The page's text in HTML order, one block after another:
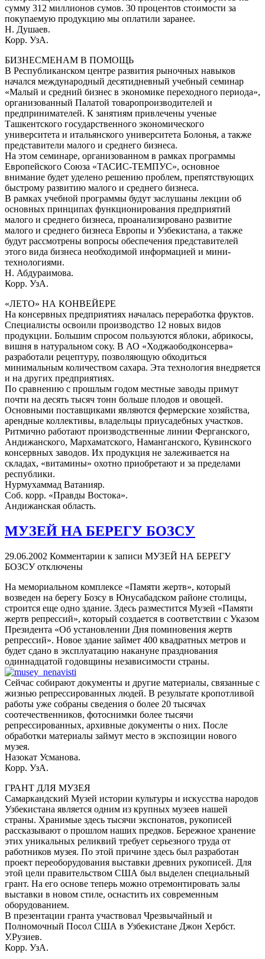
сумму 312 миллионов сумов. 30 процентов стоимости за
покупаемую продукцию мы оплатили заранее.
Н. Душаев.
Корр. УзА.
БИЗНЕСМЕНАМ В ПОМОЩЬ
В Республиканском центре развития рыночных навыков
начался международный десятидневный учебный семинар
«Малый и средний бизнес в экономике переходного периода»,
организованный Палатой товаропроизводителей и
предпринимателей. К занятиям привлечены ученые
Ташкентского государственного экономического
университета и итальянского университета Болонья, а также
представители малого и среднего бизнеса.
На этом семинаре, организованном в рамках программы
Европейского Союза «ТАСИС-ТЕМПУС», основное
внимание будет уделено решению проблем, препятствующих
быстрому развитию малого и среднего бизнеса.
В рамках учебной программы будут заслушаны лекции об
основных принципах функционирования предприятий
малого и среднего бизнеса, проанализировано развитие
малого и среднего бизнеса Европы и Узбекистана, а также
будут рассмотрены вопросы обеспечения представителей
этого вида бизнеса необходимой информацией и мини-
технологиями.
Н. Абдураимова.
Корр. УзА.
«ЛЕТО» НА КОНВЕЙЕРЕ
На консервных предприятиях началась переработка фруктов.
Специалисты освоили производство 12 новых видов
продукции. Большим спросом пользуются яблоки, абрикосы,
вишня в натуральном соку. В АО «Ходжаободконсерва»
разработали рецептуру, позволяющую обходиться
минимальным количеством сахара. Эта технология внедряется
и на других предприятиях.
По сравнению с прошлым годом местные заводы примут
почти на десять тысяч тонн больше плодов и овощей.
Основными поставщиками являются фермерские хозяйства,
арендные коллективы, владельцы приусадебных участков.
Ритмично работают производственные линии Ферганского,
Андижанского, Мархаматского, Наманганского, Кувинского
консервных заводов. Их продукция не залеживается на
складах, «витамины» охотно приобретают и за пределами
республики.
Нурмухаммад Ватанияр.
Соб. корр. «Правды Востока».
Андижанская область.
МУЗЕЙ НА БЕРЕГУ БОЗСУ
29.06.2002 Комментарии к записи МУЗЕЙ НА БЕРЕГУ
БОЗСУотключены
На мемориальном комплексе «Памяти жертв», который
возведен на берегу Бозсу в Юнусабадском районе столицы,
строится еще одно здание. Здесь разместится Музей «Памяти
жертв репрессий», который создается в соответствии с Указом
Президента «Об установлении Дня поминовения жертв
репрессий». Новое здание займет 400 квадратных метров и
будет сдано в эксплуатацию накануне празднования
одиннадцатой годовщины независимости страны.
Сейчас собирают документы и другие материалы, связанные с
жизнью репрессированных людей. В результате кропотливой
работы уже собраны сведения о более 20 тысячах
соотечественников, фотоснимки более тысячи
репрессированных, архивные документы о них. После
обработки материалы займут место в экспозиции нового
музея.
Назокат Усманова.
Корр. УзА.
ГРАНТ ДЛЯ МУЗЕЯ
Самаркандский Музей истории культуры и искусства народов
Узбекистана является одним из крупных музеев нашей
страны. Хранимые здесь тысячи экспонатов, рукописей
рассказывают о прошлом наших предков. Бережное хранение
этих уникальных реликвий требует серьезного труда от
работников музея. По этой причине здесь был разработан
проект переоборудования выставки древних рукописей. Для
этой цели правительством США был выделен специальный
грант. На его основе теперь можно отремонтировать залы
выставки в новом стиле, оснастить их современным
оборудованием.
В презентации гранта участвовал Чрезвычайный и
Полномочный Посол США в Узбекистане Джон Хербст.
У.Рузиев.
Корр. УзА.